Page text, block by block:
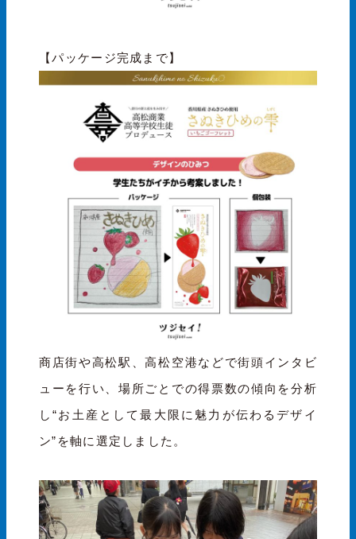
【パッケージ完成まで】
商店街や高松駅、高松空港などで街頭インタビ
ューを行い、場所ごとでの得票数の傾向を分析
し“お土産として最大限に魅力が伝わるデザイ
ン”を軸に選定しました。